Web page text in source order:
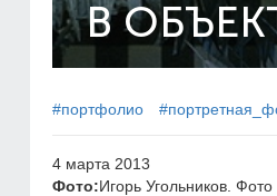
В
#портфолио
4 марта 2013
Фото:Игорь Угольников.